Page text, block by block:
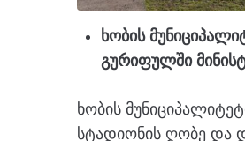
ხობის
გურიფულში
ხობის
სტადიონის ღობე და